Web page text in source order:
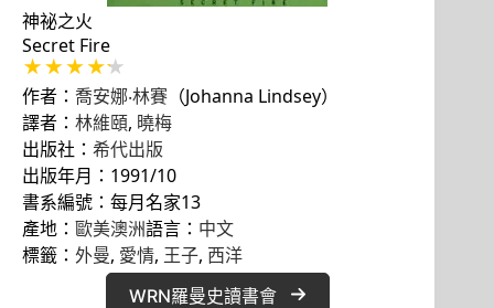
神祕之火
Secret Fire
作者： 喬安娜‧林賽 （Johanna Lindsey）
譯者： 林維頤, 曉梅
出版社： 希代出版
出版年月：1991/10
書系編號：每月名家13
產地： 歐美澳洲語言： 中文
標籤： 外曼, 愛情, 王子, 西洋
WRN羅曼史讀書會